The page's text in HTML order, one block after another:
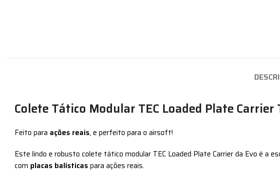
Colete Tático Modular TEC Loaded Plate Carrier
Feito para ações reais, e perfeito para o airsoft!
Este lindo e robusto colete tático modular TEC Loaded Plate Carrier da Evo é a
com placas balísticas para ações reais.